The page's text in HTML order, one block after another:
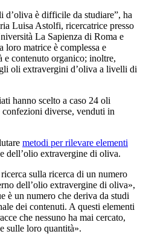
d’oliva è difficile da studiare”, ha
Luisa Astolfi, ricercatrice presso
La Sapienza di Roma e
loro matrice è complessa e
e contenuto organico; inoltre,
oli extravergini d’oliva a livelli di
hanno scelto a caso 24 oli
diverse, venduti in
metodi per rilevare elementi
dell’olio extravergine di oliva.
sulla ricerca di un numero
dell’olio extravergine di oliva»,
è un numero che deriva da studi
dei contenuti. A questi elementi
che nessuno ha mai cercato,
sulle loro quantità».